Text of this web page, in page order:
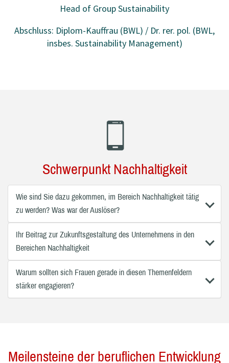
Head of Group Sustainability
Abschluss: Diplom-Kauffrau (BWL) / Dr. rer. pol. (BWL,
insbes. Sustainability Management)
Schwerpunkt Nachhaltigkeit
Wie sind Sie dazu gekommen, im Bereich Nachhaltigkeit tätig
zu werden? Was war der Auslöser?
Ihr Beitrag zur Zukunftsgestaltung des Unternehmens in den
Bereichen Nachhaltigkeit
Warum sollten sich Frauen gerade in diesen Themenfeldern
stärker engagieren?
Meilensteine der beruflichen Entwicklung